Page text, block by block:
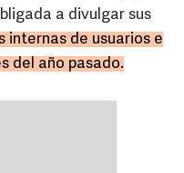
a divulgar sus
internas de usuarios e
del año pasado.